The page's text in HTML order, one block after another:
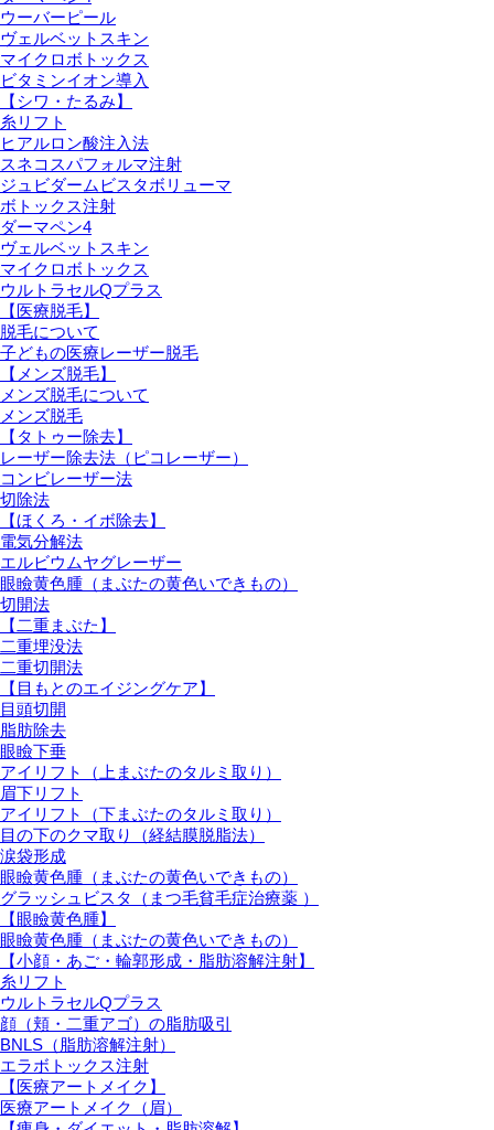
ウーバーピール
ヴェルベットスキン
マイクロボトックス
ビタミンイオン導入
【シワ・たるみ】
糸リフト
ヒアルロン酸注入法
スネコスパフォルマ注射
ジュビダームビスタボリューマ
ボトックス注射
ダーマペン4
ヴェルベットスキン
マイクロボトックス
ウルトラセルQプラス
【医療脱毛】
脱毛について
子どもの医療レーザー脱毛
【メンズ脱毛】
メンズ脱毛について
メンズ脱毛
【タトゥー除去】
レーザー除去法（ピコレーザー）
コンビレーザー法
切除法
【ほくろ・イボ除去】
電気分解法
エルビウムヤグレーザー
眼瞼黄色腫（まぶたの黄色いできもの）
切開法
【二重まぶた】
二重埋没法
二重切開法
【目もとのエイジングケア】
目頭切開
脂肪除去
眼瞼下垂
アイリフト（上まぶたのタルミ取り）
眉下リフト
アイリフト（下まぶたのタルミ取り）
目の下のクマ取り（経結膜脱脂法）
涙袋形成
眼瞼黄色腫（まぶたの黄色いできもの）
グラッシュビスタ（まつ毛貧毛症治療薬 ）
【眼瞼黄色腫】
眼瞼黄色腫（まぶたの黄色いできもの）
【小顔・あご・輪郭形成・脂肪溶解注射】
糸リフト
ウルトラセルQプラス
顔（頬・二重アゴ）の脂肪吸引
BNLS（脂肪溶解注射）
エラボトックス注射
【医療アートメイク】
医療アートメイク（眉）